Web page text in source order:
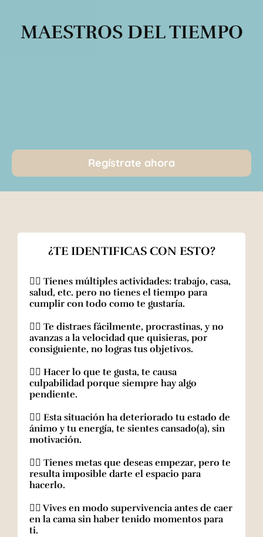
MAESTROS DEL TIEMPO
Regístrate ahora
¿TE IDENTIFICAS CON ESTO?
✋🏼 Tienes múltiples actividades: trabajo, casa,
salud, etc. pero no tienes el tiempo para
cumplir con todo como te gustaría.
✋🏼 Te distraes fácilmente, procrastinas, y no
avanzas a la velocidad que quisieras, por
consiguiente, no logras tus objetivos.
✋🏼 Hacer lo que te gusta, te causa
culpabilidad porque siempre hay algo
pendiente.
✋🏼 Esta situación ha deteriorado tu estado de
ánimo y tu energía, te sientes cansado(a), sin
motivación.
✋🏼 Tienes metas que deseas empezar, pero te
resulta imposible darte el espacio para
hacerlo.
✋🏼 Vives en modo supervivencia antes de caer
en la cama sin haber tenido momentos para
ti.